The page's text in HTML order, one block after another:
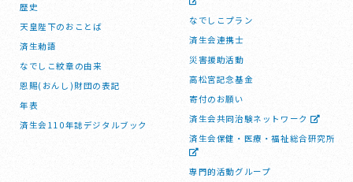
歴史
天皇陛下のおことば
済生勅語
なでしこ紋章の由来
恩賜(おんし)財団の表記
年表
済生会110年誌デジタルブック
なでしこプラン
済生会連携士
災害援助活動
高松宮記念基金
寄付のお願い
済生会共同治験ネットワーク
済生会保健・医療・福祉総合研究所
専門的活動グループ